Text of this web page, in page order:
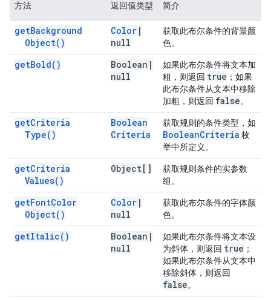
方法 返回值类型 简介
getBackground
Object( )
Color |
null
获取此布尔条件的背景颜
色。
getBold( ) Boolean |
null
如果此布尔条件将文本加
粗，则返回 true ；如果
此布尔条件从文本中移除
加粗，则返回 false。
getCriteria
Type( )
Boolean
Criteria
获取规则的条件类型，如
BooleanCriteria 枚
举中所定义。
getCriteria
Values( )
Object[]
获取规则条件的实参数
组。
getFontColor
Object( )
Color |
null
获取此布尔条件的字体颜
色。
getItalic( ) Boolean |
null
如果此布尔条件将文本设
为斜体，则返回 true ；
如果此布尔条件从文本中
移除斜体，则返回
false。